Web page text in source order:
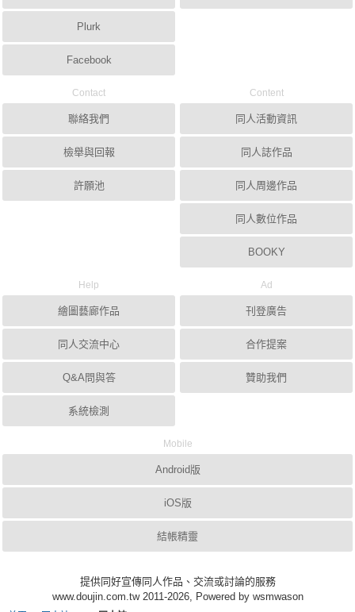
Plurk
Facebook
Contact
聯絡我們
檢舉與回報
許願池
Content
同人活動資訊
同人誌作品
同人周邊作品
同人數位作品
BOOKY
Help
繪圖藝廊作品
同人交流中心
Q&A問與答
系統檢測
Ad
刊登廣告
合作提案
贊助我們
Mobile
Android版
iOS版
結帳精靈
提供同好宣傳同人作品、交流或討論的服務
www.doujin.com.tw 2011-2026, Powered by wsmwason